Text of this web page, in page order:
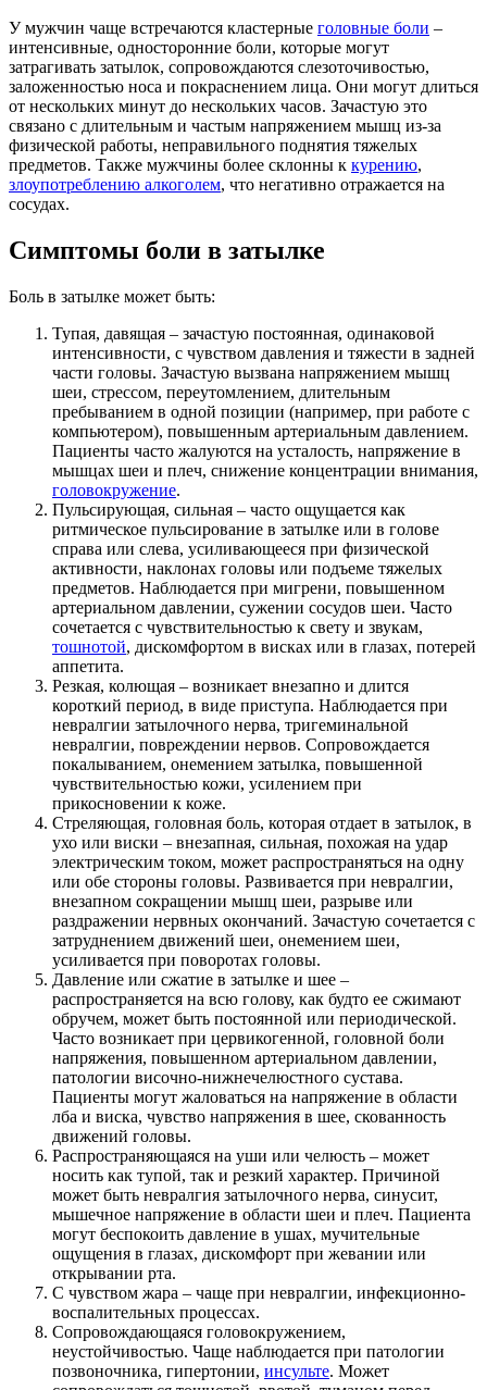
У мужчин чаще встречаются кластерные головные боли –
интенсивные, односторонние боли, которые могут
затрагивать затылок, сопровождаются слезоточивостью,
заложенностью носа и покраснением лица. Они могут длиться
от нескольких минут до нескольких часов. Зачастую это
связано с длительным и частым напряжением мышц из-за
физической работы, неправильного поднятия тяжелых
предметов. Также мужчины более склонны к курению,
злоупотреблению алкоголем, что негативно отражается на
сосудах.
Симптомы боли в затылке
Боль в затылке может быть:
Тупая, давящая – зачастую постоянная, одинаковой
интенсивности, с чувством давления и тяжести в задней
части головы. Зачастую вызвана напряжением мышц
шеи, стрессом, переутомлением, длительным
пребыванием в одной позиции (например, при работе с
компьютером), повышенным артериальным давлением.
Пациенты часто жалуются на усталость, напряжение в
мышцах шеи и плеч, снижение концентрации внимания,
головокружение.
Пульсирующая, сильная – часто ощущается как
ритмическое пульсирование в затылке или в голове
справа или слева, усиливающееся при физической
активности, наклонах головы или подъеме тяжелых
предметов. Наблюдается при мигрени, повышенном
артериальном давлении, сужении сосудов шеи. Часто
сочетается с чувствительностью к свету и звукам,
тошнотой, дискомфортом в висках или в глазах, потерей
аппетита.
Резкая, колющая – возникает внезапно и длится
короткий период, в виде приступа. Наблюдается при
невралгии затылочного нерва, тригеминальной
невралгии, повреждении нервов. Сопровождается
покалыванием, онемением затылка, повышенной
чувствительностью кожи, усилением при
прикосновении к коже.
Стреляющая, головная боль, которая отдает в затылок, в
ухо или виски – внезапная, сильная, похожая на удар
электрическим током, может распространяться на одну
или обе стороны головы. Развивается при невралгии,
внезапном сокращении мышц шеи, разрыве или
раздражении нервных окончаний. Зачастую сочетается с
затруднением движений шеи, онемением шеи,
усиливается при поворотах головы.
Давление или сжатие в затылке и шее –
распространяется на всю голову, как будто ее сжимают
обручем, может быть постоянной или периодической.
Часто возникает при цервикогенной, головной боли
напряжения, повышенном артериальном давлении,
патологии височно-нижнечелюстного сустава.
Пациенты могут жаловаться на напряжение в области
лба и виска, чувство напряжения в шее, скованность
движений головы.
Распространяющаяся на уши или челюсть – может
носить как тупой, так и резкий характер. Причиной
может быть невралгия затылочного нерва, синусит,
мышечное напряжение в области шеи и плеч. Пациента
могут беспокоить давление в ушах, мучительные
ощущения в глазах, дискомфорт при жевании или
открывании рта.
С чувством жара – чаще при невралгии, инфекционно-
воспалительных процессах.
Сопровождающаяся головокружением,
неустойчивостью. Чаще наблюдается при патологии
позвоночника, гипертонии, инсульте. Может